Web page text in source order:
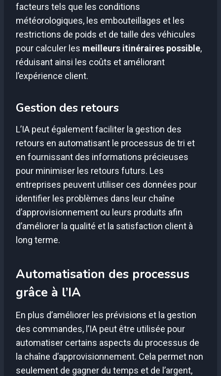
facteurs tels que les conditions
météorologiques, les embouteillages et les
restrictions de poids et de taille des véhicules
pour calculer les meilleurs itinéraires possible,
réduisant ainsi les coûts et améliorant
l’expérience client.
Gestion des retours
L’IA peut également faciliter la gestion des
retours en automatisant le processus de tri et
en fournissant des informations précieuses
pour minimiser les retours futurs. Les
entreprises peuvent utiliser ces données pour
identifier les problèmes dans leur chaîne
d’approvisionnement ou leurs produits afin
d’améliorer la qualité et la satisfaction client à
long terme.
Automatisation des processus
grâce à l’IA
En plus d’améliorer les prévisions et la gestion
des commandes, l’IA peut être utilisée pour
automatiser certains aspects du processus de
la chaîne d’approvisionnement. Cela permet non
seulement de gagner du temps et de l’argent,